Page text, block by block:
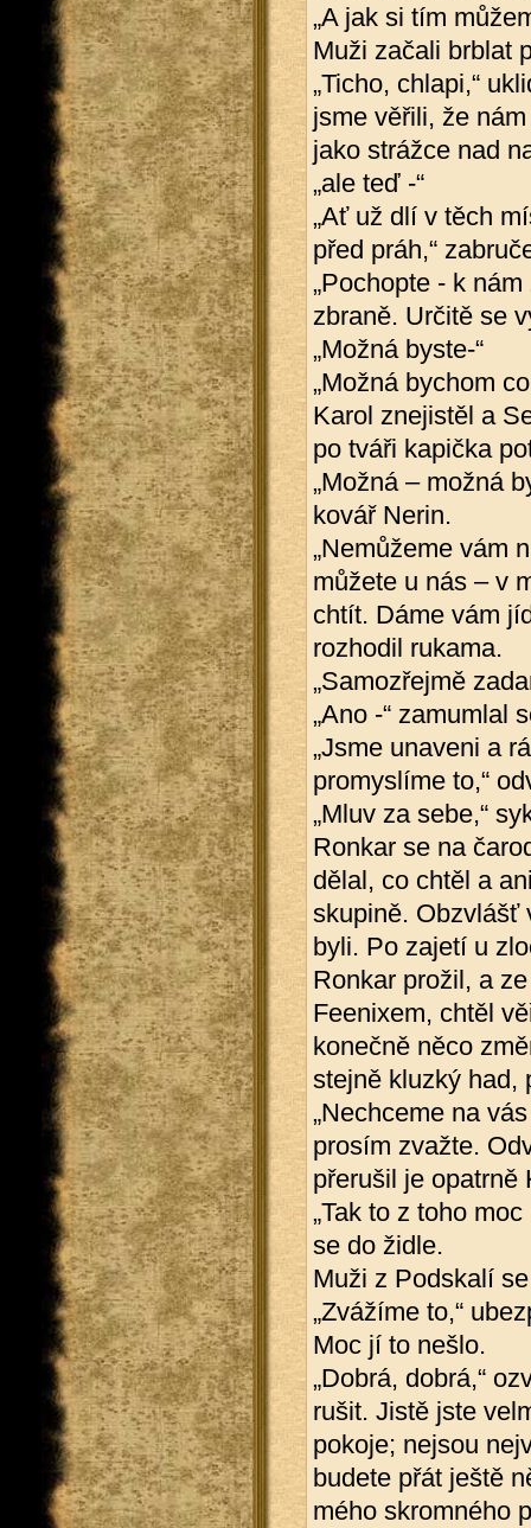
„A jak si tím
Muži začali brblat
„Ticho, chlapi,“
jsme věřili, že
jako strážce nad
„ale teď -“
„Ať už dlí v těch
před práh,“
„Pochopte - k
zbraně. Určitě se
„Možná byste-“
„Možná bychom
Karol znejistěl a
po tváři kapička
„Možná – možná
kovář Nerin.
„Nemůžeme vám
můžete u nás – v
chtít. Dáme vám
rozhodil rukama.
„Samozřejmě
„Ano -“ zamumlal
„Jsme unaveni a
promyslíme to,“
„Mluv za sebe,“
Ronkar se na
dělal, co chtěl a
skupině. Obzvlášť
byli. Po zajetí u
Ronkar prožil, a
Feenixem, chtěl
konečně něco
stejně kluzký had,
„Nechceme na
prosím zvažte.
přerušil je opatrně
„Tak to z toho
se do židle.
Muži z Podskalí
„Zvážíme to,“
Moc jí to nešlo.
„Dobrá, dobrá,“
rušit. Jistě jste
pokoje; nejsou
budete přát ještě
mého skromného